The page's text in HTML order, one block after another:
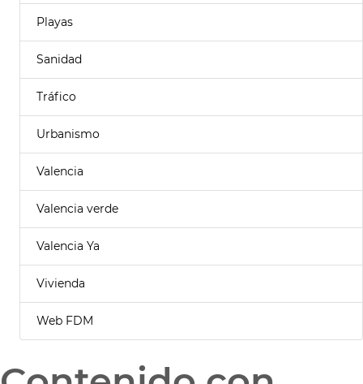
Playas
Sanidad
Tráfico
Urbanismo
Valencia
Valencia verde
Valencia Ya
Vivienda
Web FDM